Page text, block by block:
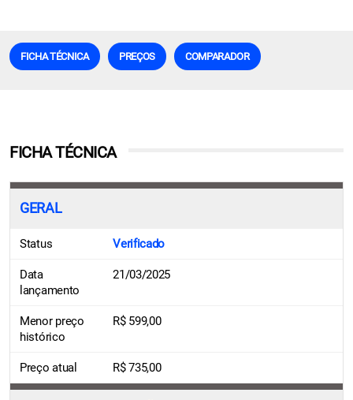
FICHA TÉCNICA PREÇOS COMPARADOR
FICHA TÉCNICA
GERAL
Status Verificado
Data
lançamento
21/03/2025
Menor preço
histórico
R$ 599,00
Preço atual R$ 735,00